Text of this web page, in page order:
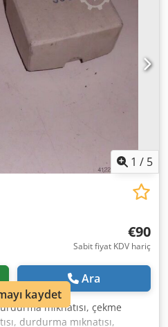
1 / 5
€90
Sabit fiyat KDV hariç
Ara
mıknatısı, çekme
durdurma mıknatısı,
kaydet